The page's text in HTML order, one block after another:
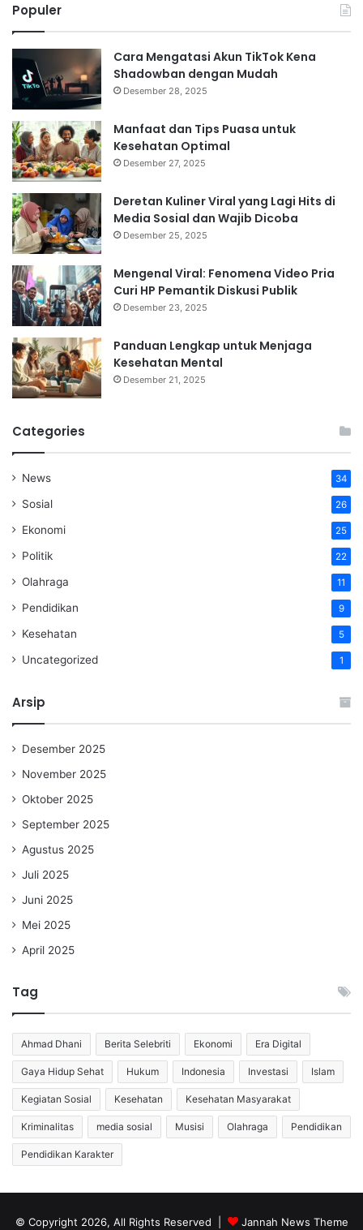
Populer
Cara Mengatasi Akun TikTok Kena
Shadowban dengan Mudah
Desember 28, 2025
Manfaat dan Tips Puasa untuk
Kesehatan Optimal
Desember 27, 2025
Deretan Kuliner Viral yang Lagi Hits di
Media Sosial dan Wajib Dicoba
Desember 25, 2025
Mengenal Viral: Fenomena Video Pria
Curi HP Pemantik Diskusi Publik
Desember 23, 2025
Panduan Lengkap untuk Menjaga
Kesehatan Mental
Desember 21, 2025
Categories
News 34
Sosial 26
Ekonomi 25
Politik 22
Olahraga 11
Pendidikan 9
Kesehatan 5
Uncategorized 1
Arsip
Desember 2025
November 2025
Oktober 2025
September 2025
Agustus 2025
Juli 2025
Juni 2025
Mei 2025
April 2025
Tag
Ahmad Dhani Berita Selebriti Ekonomi Era Digital
Gaya Hidup Sehat Hukum Indonesia Investasi Islam
Kegiatan Sosial Kesehatan Kesehatan Masyarakat
Kriminalitas media sosial Musisi Olahraga Pendidikan
Pendidikan Karakter
© Copyright 2026, All Rights Reserved | Jannah News Theme